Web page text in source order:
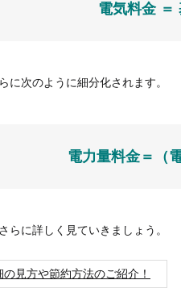
電気料金 ＝
に次のように細分化されます。
電力量料金＝（
らに詳しく見ていきましょう。
見方や節約方法のご紹介！